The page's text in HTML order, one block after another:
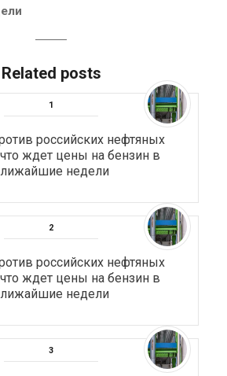
Related posts
российских нефтяных
что ждет цены на бензин в
недели
российских нефтяных
что ждет цены на бензин в
недели